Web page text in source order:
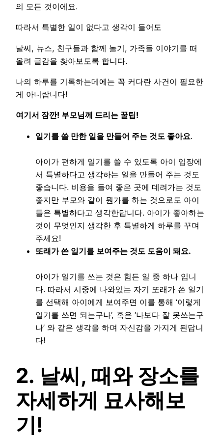
의 모든 것이에요.
따라서 특별한 일이 없다고 생각이 들어도
날씨, 뉴스, 친구들과 함께 놀기, 가족들 이야기를 떠
올려 글감을 찾아보도록 합니다.
나의 하루를 기록하는데에는 꼭 커다란 사건이 필요한
게 아니랍니다!
여기서 잠깐! 부모님께 드리는 꿀팁!
일기를 쓸 만한 일을 만들어 주는 것도 좋아요.
아이가 편하게 일기를 쓸 수 있도록 아이 입장에
서 특별하다고 생각하는 일을 만들어 주는 것도
좋습니다. 비용을 들여 좋은 곳에 데려가는 것도
좋지만 부모와 같이 뭔가를 하는 것으로도 아이
들은 특별하다고 생각한답니다. 아이가 좋아하는
것이 무엇인지 생각한 후 특별하게 하루를 꾸며
주세요!
또래가 쓴 일기를 보여주는 것도 도움이 돼요.
아이가 일기를 쓰는 것은 힘든 일 중 하나 입니
다. 따라서 시중에 나와있는 자기 또래가 쓴 일기
를 선택해 아이에게 보여주면 이를 통해 ‘이렇게
일기를 쓰면 되는구나’, 혹은 ‘나보다 잘 못쓰는구
나’ 와 같은 생각을 하며 자신감을 가지게 된답니
다!
2. 날씨, 때와 장소를
자세하게 묘사해보
기!